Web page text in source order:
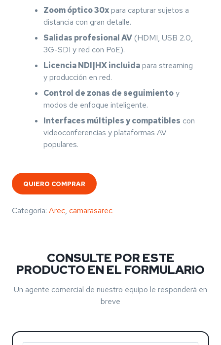
Zoom óptico 30xpara capturar sujetos a
distancia con gran detalle.
Salidas profesional AV (HDMI, USB 2.0,
3G-SDI y red con PoE).
Licencia NDI|HX incluidapara streaming
y producción en red.
Control de zonas de seguimientoy
modos de enfoque inteligente.
Interfaces múltiples y compatibles con
videoconferencias y plataformas AV
populares.
QUIERO COMPRAR
Categoría: Arec, camarasarec
CONSULTE POR ESTE
PRODUCTO EN EL FORMULARIO
Un agente comercial de nuestro equipo le responderá en
breve